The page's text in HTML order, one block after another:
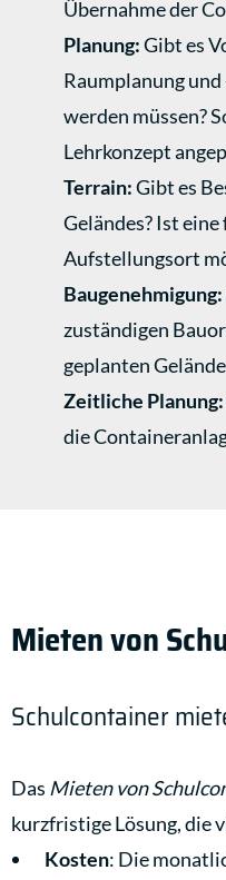
Übernahme der
Planung:Gibt es
Raumplanung
werden müssen?
Lehrkonzept
Terrain:Gibt es
Geländes? Ist
Aufstellungsort
Baugenehmigung:
zuständigen
geplanten
Zeitliche Planung:
die
Mieten von
Schulcontainer
Das Mieten von
kurzfristige Lösung, die
Kosten: Die